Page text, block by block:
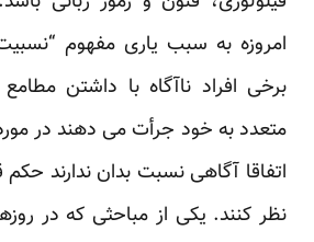
امروزه به سبب یاری مفهوم
برخی افراد ناآگاه با داشتن
متعدد به خود جرأت می دهند در
اتفاقا آگاهی نسبت بدان ندارند
نظر کنند. یکی از مباحثی که در